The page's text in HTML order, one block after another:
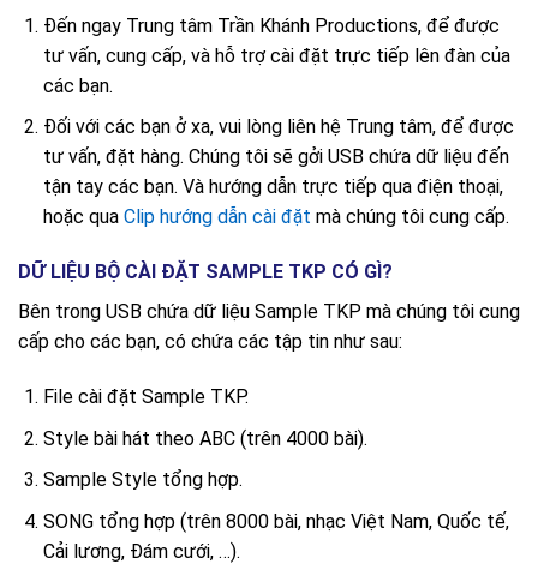
Đến ngay Trung tâm Trần Khánh Productions, để được
tư vấn, cung cấp, và hỗ trợ cài đặt trực tiếp lên đàn của
các bạn.
Đối với các bạn ở xa, vui lòng liên hệ Trung tâm, để được
tư vấn, đặt hàng. Chúng tôi sẽ gởi USB chứa dữ liệu đến
tận tay các bạn. Và hướng dẫn trực tiếp qua điện thoại,
hoặc qua Clip hướng dẫn cài đặt mà chúng tôi cung cấp.
DỮ LIỆU BỘ CÀI ĐẶT SAMPLE TKP CÓ GÌ?
Bên trong USB chứa dữ liệu Sample TKP mà chúng tôi cung
cấp cho các bạn, có chứa các tập tin như sau:
File cài đặt Sample TKP.
Style bài hát theo ABC (trên 4000 bài).
Sample Style tổng hợp.
SONG tổng hợp (trên 8000 bài, nhạc Việt Nam, Quốc tế,
Cải lương, Đám cưới, …).